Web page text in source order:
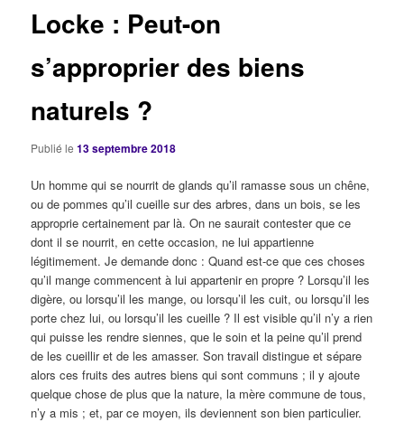
Locke : Peut-on
s’approprier des biens
naturels ?
Publié le13 septembre 2018
Un homme qui se nourrit de glands qu’il ramasse sous un chêne,
ou de pommes qu’il cueille sur des arbres, dans un bois, se les
approprie certainement par là. On ne saurait contester que ce
dont il se nourrit, en cette occasion, ne lui appartienne
légitimement. Je demande donc : Quand est-ce que ces choses
qu’il mange commencent à lui appartenir en propre ? Lorsqu’il les
digère, ou lorsqu’il les mange, ou lorsqu’il les cuit, ou lorsqu’il les
porte chez lui, ou lorsqu’il les cueille ? Il est visible qu’il n’y a rien
qui puisse les rendre siennes, que le soin et la peine qu’il prend
de les cueillir et de les amasser. Son travail distingue et sépare
alors ces fruits des autres biens qui sont communs ; il y ajoute
quelque chose de plus que la nature, la mère commune de tous,
n’y a mis ; et, par ce moyen, ils deviennent son bien particulier.